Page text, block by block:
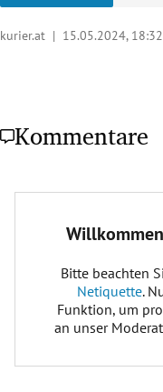
kurier.at | 15.05.2024, 18:32
Kommentare